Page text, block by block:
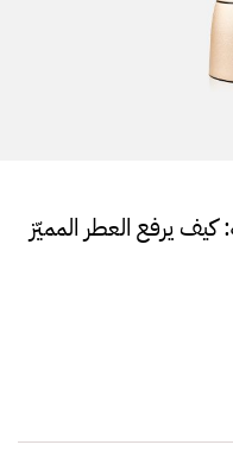
كيف يرفع العطر المميّز